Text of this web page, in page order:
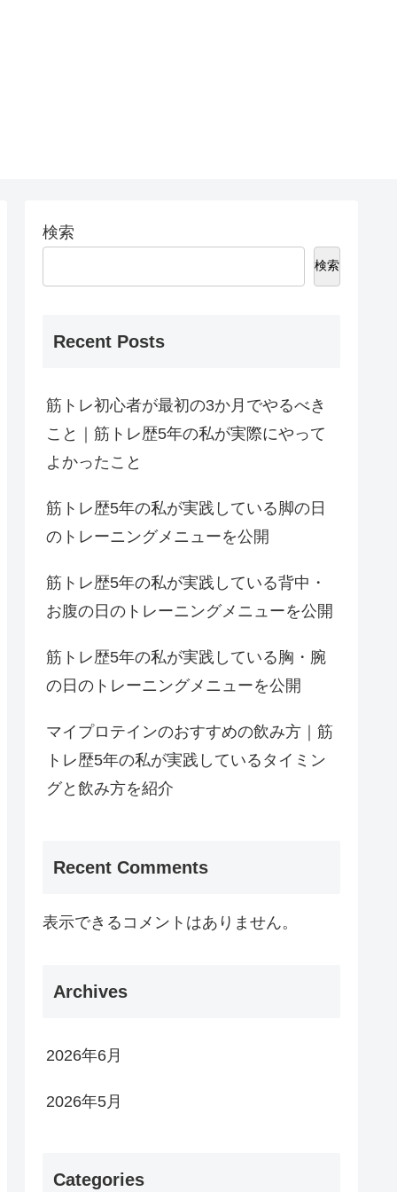
検索
検索
Recent Posts
筋トレ初心者が最初の3か月でやるべき
こと｜筋トレ歴5年の私が実際にやって
よかったこと
筋トレ歴5年の私が実践している脚の日
のトレーニングメニューを公開
筋トレ歴5年の私が実践している背中・
お腹の日のトレーニングメニューを公開
筋トレ歴5年の私が実践している胸・腕
の日のトレーニングメニューを公開
マイプロテインのおすすめの飲み方｜筋
トレ歴5年の私が実践しているタイミン
グと飲み方を紹介
Recent Comments
表示できるコメントはありません。
Archives
2026年6月
2026年5月
Categories